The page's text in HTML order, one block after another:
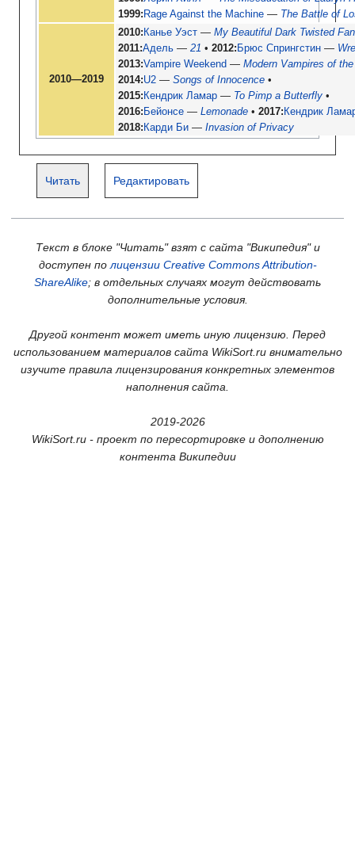
1999 Rage Against the Machine — The Battle of
2010—2019
2010 Канье Уэст —My Beautiful Dark Twisted
2011 Адель —21 2012 Брюс Спрингстин —
2013 Vampire Weekend —Modern Vampires of
2014 U2 —Songs of Innocence
2015 Кендрик Ламар — To Pimp a Butterfly
2016 Бейонсе —Lemonade 2017 Кендрик
2018 Карди Би —Invasion of Privacy
Читать Редактировать
Текст в блоке "Читать" взят с сайта "Википедия" и
доступен по лицензии Creative Commons Attribution-
ShareAlike; в отдельных случаях могут действовать
дополнительные условия.
Другой контент может иметь иную лицензию. Перед
использованием материалов сайта WikiSort.ru внимательно
изучите правила лицензирования конкретных элементов
наполнения сайта.
2019-2026
WikiSort.ru - проект по пересортировке и дополнению
контента Википедии